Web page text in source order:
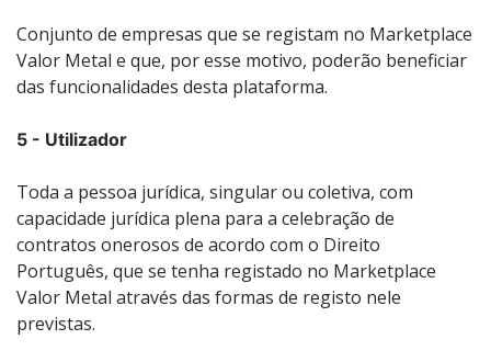
Conjunto de empresas que se registam no Marketplace
Valor Metal e que, por esse motivo, poderão beneficiar
das funcionalidades desta plataforma.
5 - Utilizador
Toda a pessoa jurídica, singular ou coletiva, com
capacidade jurídica plena para a celebração de
contratos onerosos de acordo com o Direito
Português, que se tenha registado no Marketplace
Valor Metal através das formas de registo nele
previstas.